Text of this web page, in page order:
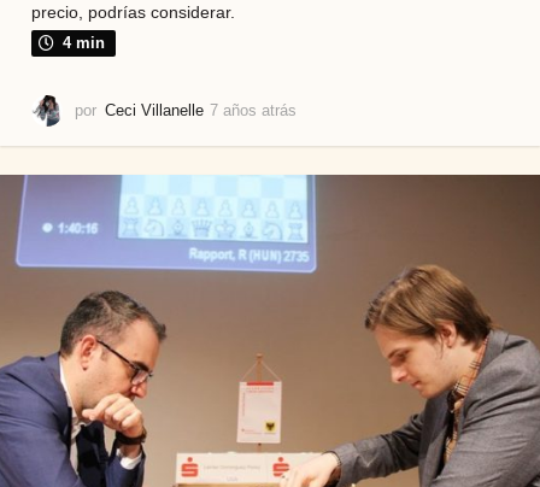
precio, podrías considerar.
4 min
por Ceci Villanelle 7 años atrás
o
s
a
t
r